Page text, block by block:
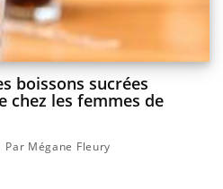
boissons sucrées
chez les femmes de
Par Mégane Fleury